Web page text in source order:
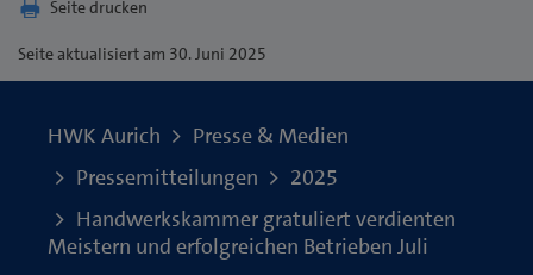
Seite drucken
Seiteaktualisiert am 30. Juni 2025
HWK Aurich
Presse & Medien
Pressemitteilungen
2025
Handwerkskammer gratuliert verdienten
Meistern und erfolgreichen Betrieben Juli